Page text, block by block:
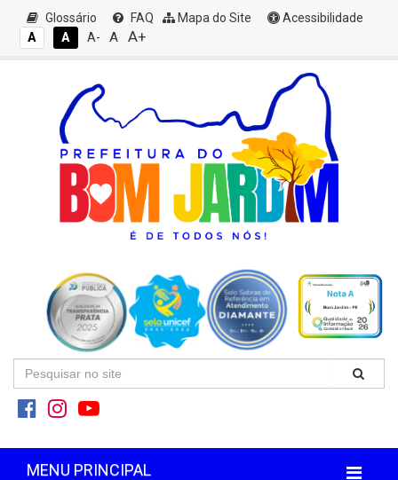
Glossário FAQ Mapa do Site
Acessibilidade
A
A A- A A+
MENU PRINCIPAL